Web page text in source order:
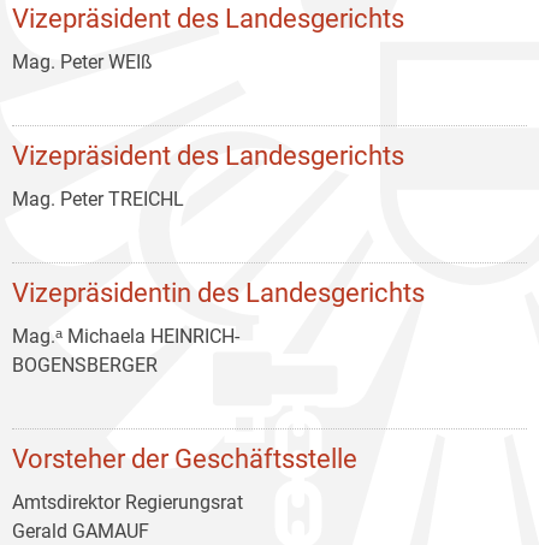
Vizepräsident des Landesgerichts
Mag. Peter WEIß
Vizepräsident des Landesgerichts
Mag. Peter TREICHL
Vizepräsidentin des Landesgerichts
Mag.ᵃ Michaela HEINRICH-
BOGENSBERGER
Vorsteher der Geschäftsstelle
Amtsdirektor Regierungsrat
Gerald GAMAUF